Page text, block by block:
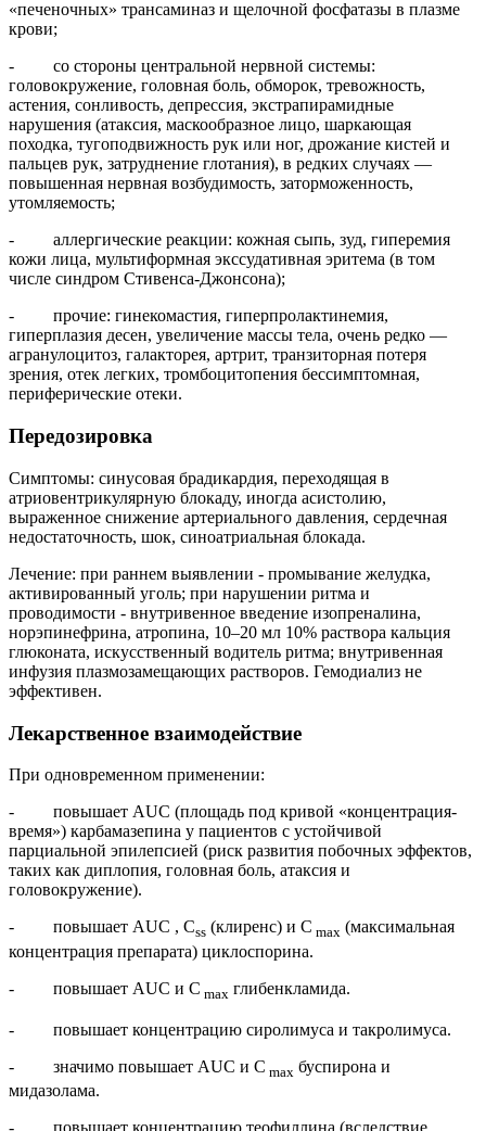
«печеночных» трансаминаз и щелочной фосфатазы в плазме
крови;
- со стороны центральной нервной системы:
головокружение, головная боль, обморок, тревожность,
астения, сонливость, депрессия, экстрапирамидные
нарушения (атаксия, маскообразное лицо, шаркающая
походка, тугоподвижность рук или ног, дрожание кистей и
пальцев рук, затруднение глотания), в редких случаях —
повышенная нервная возбудимость, заторможенность,
утомляемость;
- аллергические реакции: кожная сыпь, зуд, гиперемия
кожи лица, мультиформная экссудативная эритема (в том
числе синдром Стивенса-Джонсона);
- прочие: гинекомастия, гиперпролактинемия,
гиперплазия десен, увеличение массы тела, очень редко —
агранулоцитоз, галакторея, артрит, транзиторная потеря
зрения, отек легких, тромбоцитопения бессимптомная,
периферические отеки.
Передозировка
Симптомы: синусовая брадикардия, переходящая в
атриовентрикулярную блокаду, иногда асистолию,
выраженное снижение артериального давления, сердечная
недостаточность, шок, синоатриальная блокада.
Лечение: при раннем выявлении - промывание желудка,
активированный уголь; при нарушении ритма и
проводимости - внутривенное введение изопреналина,
норэпинефрина, атропина, 10–20 мл 10% раствора кальция
глюконата, искусственный водитель ритма; внутривенная
инфузия плазмозамещающих растворов. Гемодиализ не
эффективен.
Лекарственное взаимодействие
При одновременном применении:
- повышает AUC (площадь под кривой «концентрация-
время») карбамазепина у пациентов с устойчивой
парциальной эпилепсией (риск развития побочных эффектов,
таких как диплопия, головная боль, атаксия и
головокружение).
- повышает AUC , Css (клиренс) и С max (максимальная
концентрация препарата) циклоспорина.
- повышает AUC и С max глибенкламида.
- повышает концентрацию сиролимуса и такролимуса.
- значимо повышает AUC и С max буспирона и
мидазолама.
- повышает концентрацию теофиллина (вследствие